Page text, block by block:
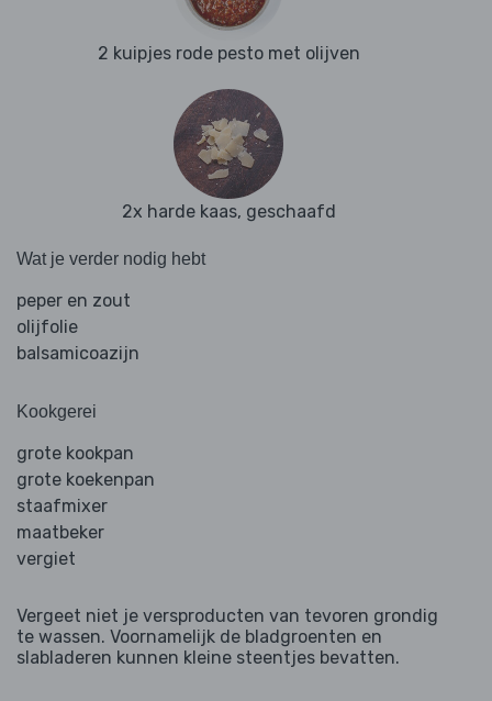
2 kuipjes rode pesto met olijven
2x harde kaas, geschaafd
Wat je verder nodig hebt
peper en zout
olijfolie
balsamicoazijn
Kookgerei
grote kookpan
grote koekenpan
staafmixer
maatbeker
vergiet
Vergeet niet je versproducten van tevoren grondig
te wassen. Voornamelijk de bladgroenten en
slabladeren kunnen kleine steentjes bevatten.